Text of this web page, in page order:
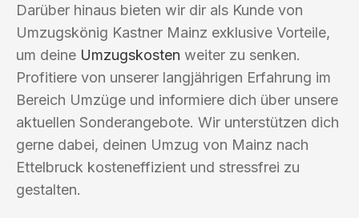
Darüber hinaus bieten wir dir als Kunde von
Umzugskönig Kastner Mainz exklusive Vorteile,
um deine Umzugskosten weiter zu senken.
Profitiere von unserer langjährigen Erfahrung im
Bereich Umzüge und informiere dich über unsere
aktuellen Sonderangebote. Wir unterstützen dich
gerne dabei, deinen Umzug von Mainz nach
Ettelbruck kosteneffizient und stressfrei zu
gestalten.